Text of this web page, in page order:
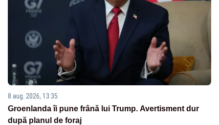
8 aug. 2026, 13:35
Groenlanda îi pune frână lui Trump. Avertisment dur
după planul de foraj